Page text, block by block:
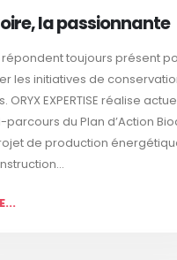
la passionnante
toujours présent
les initiatives de
ORYX EXPERTISE réalise
du Plan d’Action
de production